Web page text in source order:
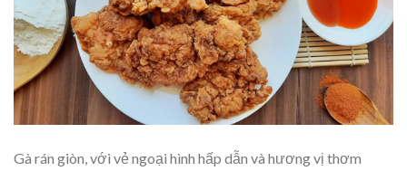
Gà rán giòn, với vẻ ngoại hình hấp dẫn và hương vị thơm